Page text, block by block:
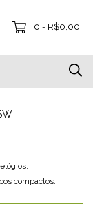
0 - R$0,00
compactos.